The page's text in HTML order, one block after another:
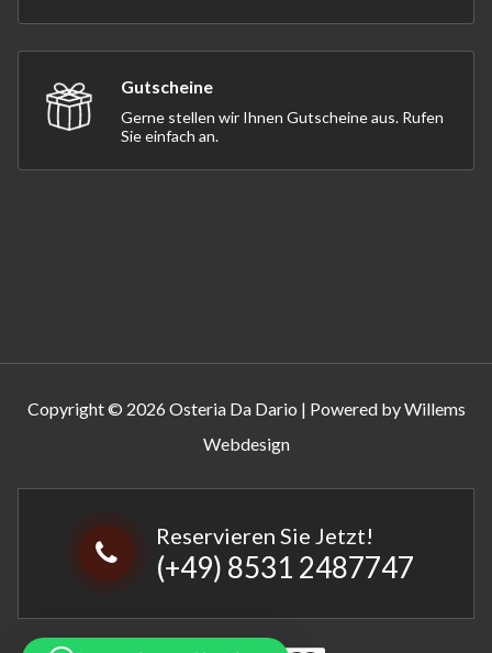
Gutscheine
Gerne stellen wir Ihnen Gutscheine aus. Rufen
Sie einfach an.
Copyright © 2026 Osteria Da Dario | Powered by Willems
Webdesign
Reservieren Sie Jetzt!
(+49) 8531 2487747